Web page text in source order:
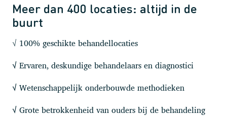
Meer dan 400 locaties: altijd in de
buurt
√ 100% geschikte behandellocaties
√ Ervaren, deskundige behandelaars en diagnostici
√ Wetenschappelijk onderbouwde methodieken
√ Grote betrokkenheid van ouders bij de behandeling